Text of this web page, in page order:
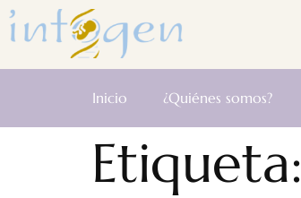
Inicio ¿Quiénes somos?
Etiqueta: